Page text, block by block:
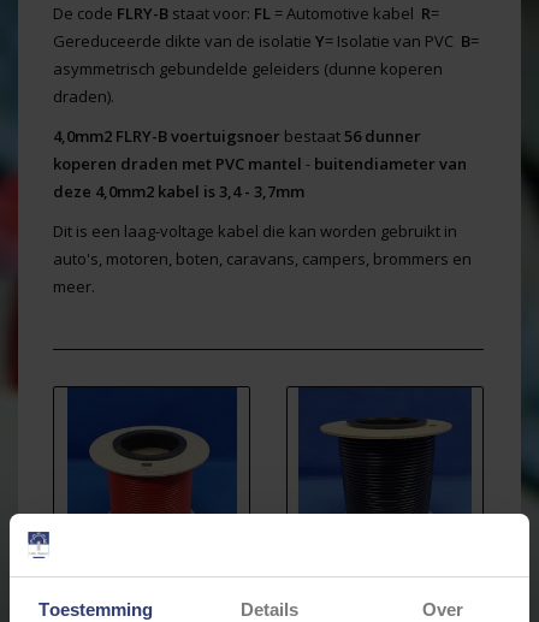
Toestemming Details Over
De code FLRY-B staat voor: FL = Automotive kabel R=
Gereduceerde dikte van de isolatie Y= Isolatie van PVC B=
asymmetrisch gebundelde geleiders (dunne koperen
draden).
4,0mm2 FLRY-B voertuigsnoer bestaat 56 dunner
koperen draden met PVC mantel - buitendiameter van
deze 4,0mm2 kabel is 3,4 - 3,7mm
Dit is een laag-voltage kabel die kan worden gebruikt in
auto's, motoren, boten, caravans, campers, brommers en
meer.
4,0MM2 - FLRY-B KABEL -
4,0MM2 - FLRY-B KABEL -